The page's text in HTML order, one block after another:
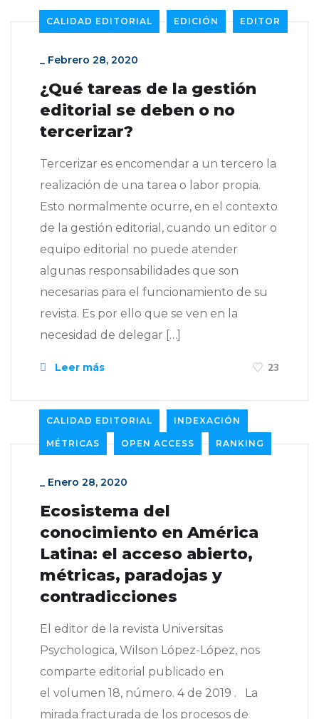
CALIDAD EDITORIAL EDICIÓN EDITOR
_ Febrero 28, 2020
¿Qué tareas de la gestión
editorial se deben o no
tercerizar?
Tercerizar es encomendar a un tercero la
realización de una tarea o labor propia.
Esto normalmente ocurre, en el contexto
de la gestión editorial, cuando un editor o
equipo editorial no puede atender
algunas responsabilidades que son
necesarias para el funcionamiento de su
revista. Es por ello que se ven en la
necesidad de delegar […]
Leer más 23
CALIDAD EDITORIAL INDEXACIÓN
MÉTRICAS OPEN ACCESS RANKING
_ Enero 28, 2020
Ecosistema del
conocimiento en América
Latina: el acceso abierto,
métricas, paradojas y
contradicciones
El editor de la revista Universitas
Psychologica, Wilson López-López, nos
comparte editorial publicado en
el volumen 18, número. 4 de 2019 . La
mirada fracturada de los procesos de